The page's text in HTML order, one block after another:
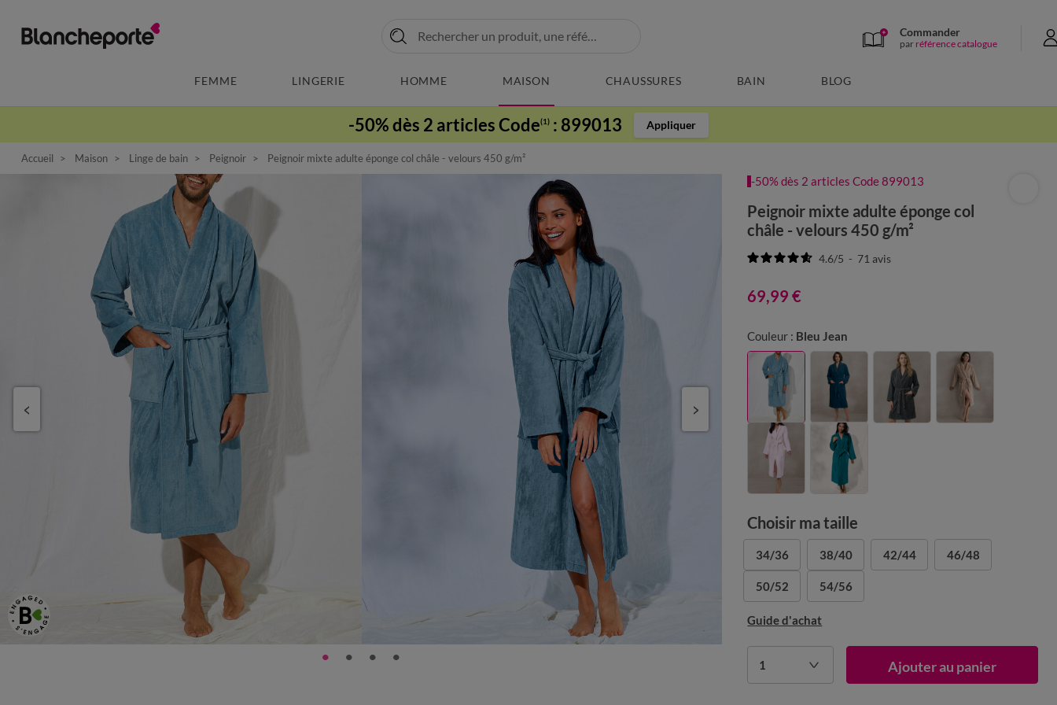
Commander
par référence catalogue
FEMME LINGERIE HOMME MAISON CHAUSSURES BAIN BLOG
-50% dès 2 articles Code(1) : 899013 Appliquer
Accueil Maison Linge de bain Peignoir Peignoir mixte adulte éponge col châle - velours 450 g/m²
-50% dès 2 articles Code 899013
Peignoir mixte adulte éponge col
châle - velours 450 g/m²
4.6/5 - 71avis
69,99 €
Couleur : Bleu Jean
Choisir ma taille
34/36 38/40 42/44 46/48
50/52 54/56
Guide d'achat
1 Ajouter au panier